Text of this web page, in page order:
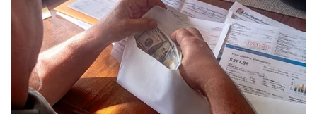
Kinh tế
Bất động sản
Khởi nghiệp
Thị trường
Giá vàng
Tiêu dùng
Tỷ giá
Chứng khoán
Giá cà phê